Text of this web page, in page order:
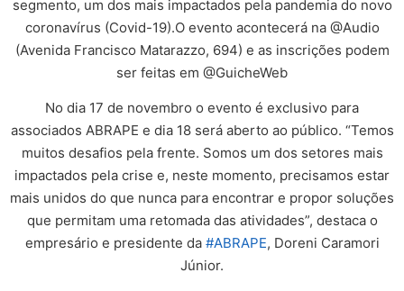
segmento, um dos mais impactados pela pandemia do novo
coronavírus (Covid-19).O evento acontecerá na @Audio
(Avenida Francisco Matarazzo, 694) e as inscrições podem
ser feitas em @GuicheWeb
No dia 17 de novembro o evento é exclusivo para
associados ABRAPE e dia 18 será aberto ao público. “Temos
muitos desafios pela frente. Somos um dos setores mais
impactados pela crise e, neste momento, precisamos estar
mais unidos do que nunca para encontrar e propor soluções
que permitam uma retomada das atividades”, destaca o
empresário e presidente da #ABRAPE, Doreni Caramori
Júnior.